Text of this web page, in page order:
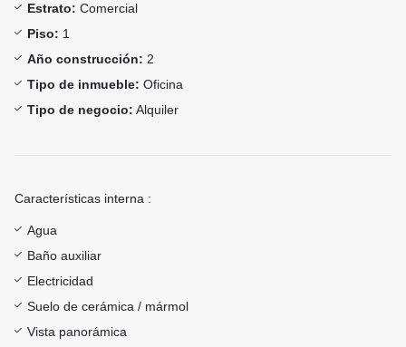
Estrato: Comercial
Piso: 1
Año construcción: 2
Tipo de inmueble: Oficina
Tipo de negocio: Alquiler
Características interna :
Agua
Baño auxiliar
Electricidad
Suelo de cerámica / mármol
Vista panorámica